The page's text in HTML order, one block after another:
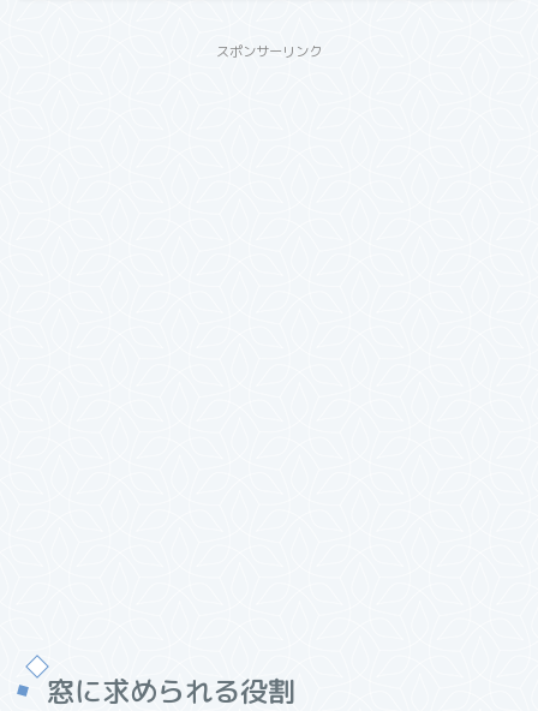
スポンサーリンク
窓に求められる役割